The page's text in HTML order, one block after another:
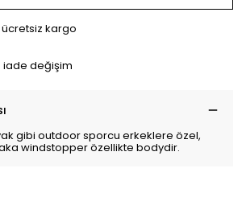
ücretsiz kargo
iade değişim
gibi outdoor sporcu erkeklere özel,
windstopper özellikte bodydir.